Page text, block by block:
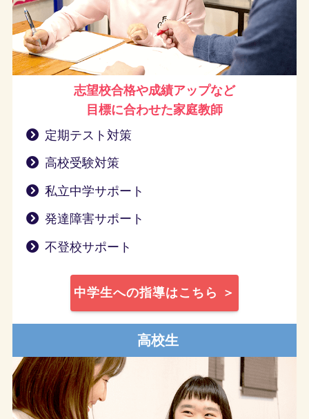
志望校合格や成績アップなど
目標に合わせた家庭教師
定期テスト対策
高校受験対策
私立中学サポート
発達障害サポート
不登校サポート
中学生への指導はこちら ＞
高校生